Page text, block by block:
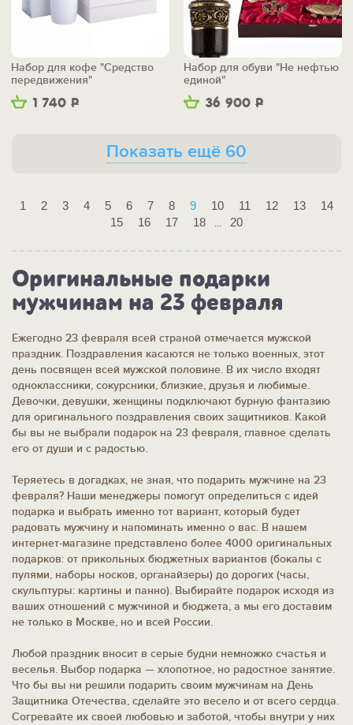
1 740 Р
Набор для кофе "Средство
передвижения"
36 900 Р
Набор для обуви "Не нефтью
единой"
Показать ещё 60
1 2 3 4 5 6 7 8 9 10 11 12 13
14
15
16 17 18 ... 20
Оригинальные подарки
мужчинам на 23 февраля
Ежегодно 23 февраля всей страной отмечается мужской
праздник. Поздравления касаются не только военных, этот
день посвящен всей мужской половине. В их число входят
одноклассники, сокурсники, близкие, друзья и любимые.
Девочки, девушки, женщины подключают бурную фантазию
для оригинального поздравления своих защитников. Какой
бы вы не выбрали подарок на 23 февраля, главное сделать
его от души и с радостью.
Теряетесь в догадках, не зная, что подарить мужчине на 23
февраля? Наши менеджеры помогут определиться с идей
подарка и выбрать именно тот вариант, который будет
радовать мужчину и напоминать именно о вас. В нашем
интернет-магазине представлено более 4000 оригинальных
подарков: от прикольных бюджетных вариантов (бокалы с
пулями, наборы носков, органайзеры) до дорогих (часы,
скульптуры: картины и панно). Выбирайте подарок исходя из
ваших отношений с мужчиной и бюджета, а мы его доставим
не только в Москве, но и всей России.
Любой праздник вносит в серые будни немножко счастья и
веселья. Выбор подарка — хлопотное, но радостное занятие.
Что бы вы ни решили подарить своим мужчинам на День
Защитника Отечества, сделайте это весело и от всего сердца.
Согревайте их своей любовью и заботой, чтобы внутри у них